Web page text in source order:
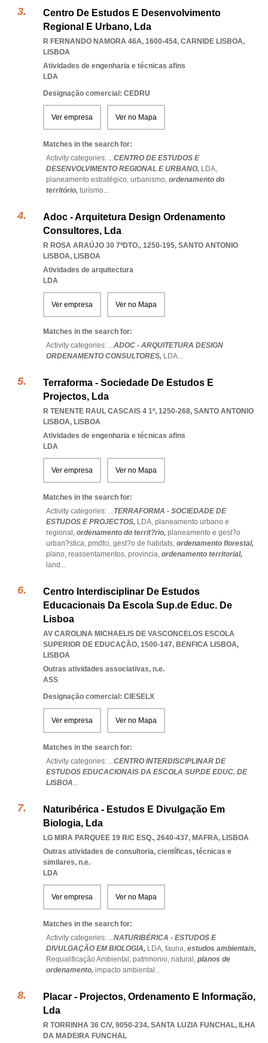
Centro De Estudos E Desenvolvimento
Regional E Urbano, Lda
R FERNANDO NAMORA 46A, 1600-454, CARNIDE LISBOA,
LISBOA
Atividades de engenharia e técnicas afins
LDA
Designação comercial: CEDRU
Ver empresa Ver no Mapa
Matches in the search for:
Activity categories: ...CENTRO DE ESTUDOS E
DESENVOLVIMENTO REGIONAL E URBANO, LDA,
planeamento estratégico, urbanismo, ordenamento do
território, turísmo...
Adoc - Arquitetura Design Ordenamento
Consultores, Lda
R ROSA ARAÚJO 30 7ºDTO., 1250-195, SANTO ANTONIO
LISBOA, LISBOA
Atividades de arquitectura
LDA
Ver empresa Ver no Mapa
Matches in the search for:
Activity categories: ...ADOC - ARQUITETURA DESIGN
ORDENAMENTO CONSULTORES, LDA...
Terraforma - Sociedade De Estudos E
Projectos, Lda
R TENENTE RAUL CASCAIS 4 1º, 1250-268, SANTO ANTONIO
LISBOA, LISBOA
Atividades de engenharia e técnicas afins
LDA
Ver empresa Ver no Mapa
Matches in the search for:
Activity categories: ...TERRAFORMA - SOCIEDADE DE
ESTUDOS E PROJECTOS, LDA, planeamento urbano e
regional, ordenamento do territ?rio, planeamento e gest?o
urban?stica, pmdfci, gest?o de habitats, ordenamento florestal,
plano, reassentamentos, provincia, ordenamento territorial,
land ...
Centro Interdisciplinar De Estudos
Educacionais Da Escola Sup.de Educ. De
Lisboa
AV CAROLINA MICHAELIS DE VASCONCELOS ESCOLA
SUPERIOR DE EDUCAÇÃO, 1500-147, BENFICA LISBOA,
LISBOA
Outras atividades associativas, n.e.
ASS
Designação comercial: CIESELX
Ver empresa Ver no Mapa
Matches in the search for:
Activity categories: ...CENTRO INTERDISCIPLINAR DE
ESTUDOS EDUCACIONAIS DA ESCOLA SUP.DE EDUC. DE
LISBOA...
Naturibérica - Estudos E Divulgação Em
Biologia, Lda
LG MIRA PARQUEE 19 R/C ESQ., 2640-437, MAFRA, LISBOA
Outras atividades de consultoria, científicas, técnicas e
similares, n.e.
LDA
Ver empresa Ver no Mapa
Matches in the search for:
Activity categories: ...NATURIBÉRICA - ESTUDOS E
DIVULGAÇÃO EM BIOLOGIA, LDA, fauna, estudos ambientais,
Requalificação Ambiental, patrimonio, natural, planos de
ordenamento, impacto ambiental ...
Placar - Projectos, Ordenamento E Informação,
Lda
R TORRINHA 36 C/V, 9050-234, SANTA LUZIA FUNCHAL, ILHA
DA MADEIRA FUNCHAL